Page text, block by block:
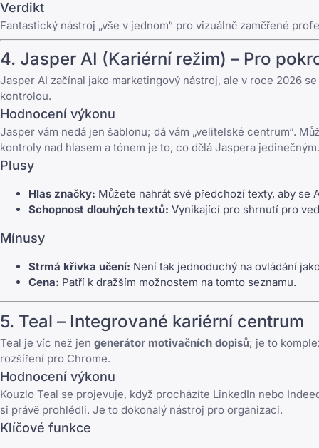
Verdikt
Fantastický nástroj „vše v jednom“ pro vizuálně zaměřené
4. Jasper AI (Kariérní režim) – Pro
Jasper AI začínal jako marketingový nástroj, ale v roce 2026
kontrolou.
Hodnocení výkonu
Jasper vám nedá jen šablonu; dá vám „velitelské centrum“.
kontroly nad hlasem a tónem je to, co dělá Jaspera jedinečným.
Plusy
Hlas značky: Můžete nahrát své předchozí texty, aby se
Schopnost dlouhých textů: Vynikající pro shrnutí pro
Mínusy
Strmá křivka učení: Není tak jednoduchý na ovládání
Cena: Patří k dražším možnostem na tomto seznamu.
5. Teal – Integrované kariérní centrum
Teal je víc než jen generátor motivačních dopisů; je to
rozšíření pro Chrome.
Hodnocení výkonu
Kouzlo Teal se projevuje, když procházíte LinkedIn nebo
si právě prohlédli. Je to dokonalý nástroj pro organizaci.
Klíčové funkce